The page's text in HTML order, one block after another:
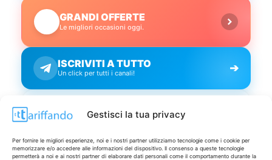
Gestisci la tua privacy
Per fornire le migliori esperienze, noi e i nostri partner utilizziamo tecnologie come i cookie per
memorizzare e/o accedere alle informazioni del dispositivo. Il consenso a queste tecnologie
permetterà a noi e ai nostri partner di elaborare dati personali come il comportamento durante la
GRANDI OFFERTE
Le migliori occasioni oggi.
ISCRIVITI A TUTTO
Un click per tutti i canali! ➔
LIVE OFFERTE
🔥
Tutte
💻
Tech